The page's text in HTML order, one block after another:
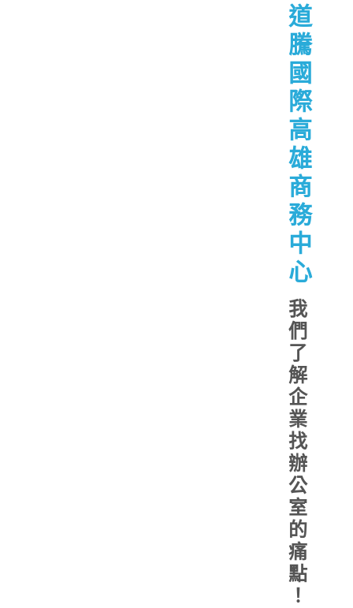
道
騰
國
際
高
雄
商
務
中
心
我
們
了
解
企
業
找
辦
公
室
的
痛
點
！